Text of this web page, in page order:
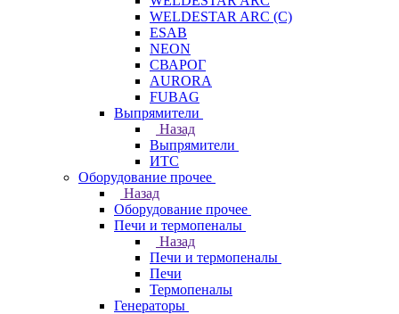
WELDESTAR ARC (С)
ESAB
NEON
СВАРОГ
AURORA
FUBAG
Выпрямители
Назад
Выпрямители
ИТС
Оборудование прочее
Назад
Оборудование прочее
Печи и термопеналы
Назад
Печи и термопеналы
Печи
Термопеналы
Генераторы